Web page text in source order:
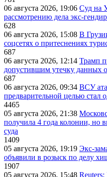
06 августа 2026, 19:06 Суд на
рассмотрению дела экс-
628
06 августа 2026, 15:08 В
соцсетях о притеснениях
687
06 августа 2026, 12:14 Трамп
допустившим утечку данных
687
06 августа 2026, 09:34 ВСУ
предварительной целью
4465
05 августа 2026, 21:38
получила 4 года колонии, но
суда
1409
05 августа 2026, 19:19 Экс-
объявили в розыск по делу
1907
05 августа 2026, 15:48